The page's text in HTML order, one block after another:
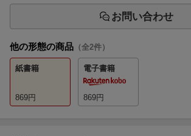
お問い合わせ
他の形態の商品 （全2件）
紙書籍
869円
電子書籍
869円